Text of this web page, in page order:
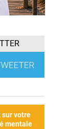
sur votre
mentale